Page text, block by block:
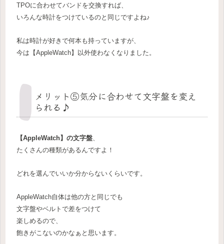
TPOに合わせてバンドを交換すれば、
いろんな時計をつけているのと同じですよね♪
私は時計が好きで何本も持っていますが、
今は【AppleWatch】以外使わなくなりました。
メリット⑤気分に合わせて文字盤を変え
られる♪
【AppleWatch】の文字盤
たくさんの種類があるんですよ！
どれを選んでいいか分からないくらいです。
AppleWatch自体は他の方と同じでも
文字盤やベルトで差をつけて
楽しめるので、
飽きがこないのかなぁと思います。